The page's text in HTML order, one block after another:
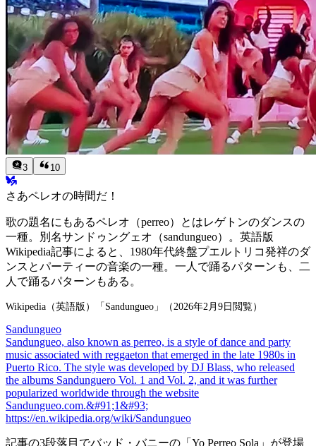
3 10
さあペレオの時間だ！
歌の題名にもあるペレオ（perreo）とはレゲトンのダンスの
一種。別名サンドゥングェオ（sandungueo）。英語版
Wikipedia記事によると、1980年代終盤プエルトリコ発祥のダ
ンスとパーティーの音楽の一種。一人で踊るパターンも、二
人で踊るパターンもある。
Wikipedia（英語版）「Sandungueo」（2026年2月9日閲覧）
Sandungueo
Sandungueo, also known as perreo, is a style of dance and party
music associated with reggaeton that emerged in the late 1980s in
Puerto Rico. The style was developed by DJ Blass, who released
the albums Sandunguero Vol. 1 and Vol. 2, and it was further
popularized worldwide through the website
Sandungueo.com.&#91;1&#93;
https://en.wikipedia.org/wiki/Sandungueo
記事の3段落目でバッド・バニーの「Yo Perreo Sola」が登場